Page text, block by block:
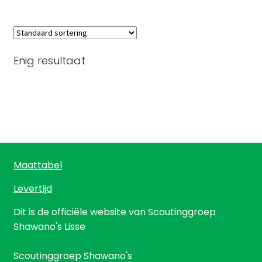
productpagina
Enig resultaat
Maattabel
Levertijd
Dit is de officiële website van Scoutinggroep
Shawano's Lisse
Scoutinggroep Shawano's